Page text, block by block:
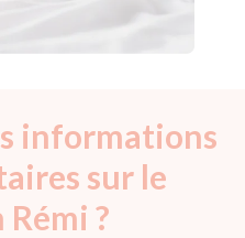
informations
sur le
?